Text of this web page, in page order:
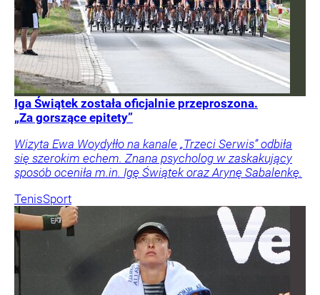
Iga Świątek została oficjalnie przeproszona.
„Za gorszące epitety”
Wizyta Ewa Woydyłło na kanale „Trzeci Serwis” odbiła
się szerokim echem. Znana psycholog w zaskakujący
sposób oceniła m.in. Igę Świątek oraz Arynę Sabalenkę.
TenisSport